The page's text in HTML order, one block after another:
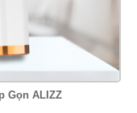
Gọn ALIZZ